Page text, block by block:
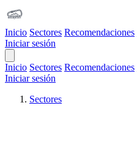
Inicio Sectores Recomendaciones
Iniciar sesión
Inicio Sectores Recomendaciones
Iniciar sesión
Sectores